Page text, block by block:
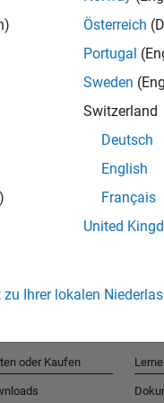
Österreich
Portugal
Sweden
Switzerland
Deutsch
English
Français
United
zu Ihrer lokalen
oder Kaufen